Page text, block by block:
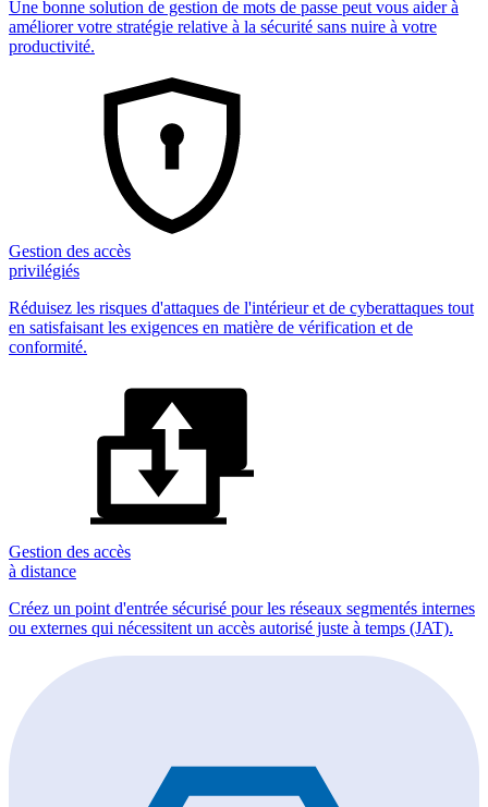
Une bonne solution de gestion de mots de passe peut vous aider à
améliorer votre stratégie relative à la sécurité sans nuire à votre
productivité.
Gestion des accès
privilégiés
Réduisez les risques d'attaques de l'intérieur et de cyberattaques tout
en satisfaisant les exigences en matière de vérification et de
conformité.
Gestion des accès
à distance
Créez un point d'entrée sécurisé pour les réseaux segmentés internes
ou externes qui nécessitent un accès autorisé juste à temps (JAT).